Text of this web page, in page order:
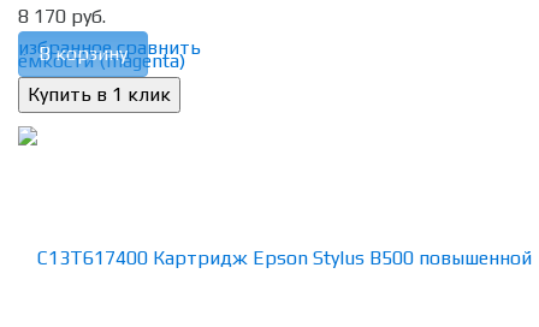
избранное сравнить
8 170 руб.
В корзину